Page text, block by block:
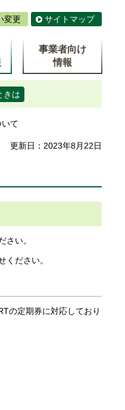
変更 サイトマップ
事業者向け
情報
きは
て
更新日：2023年8月22日
さい。
ください。
の定期券に対応しており